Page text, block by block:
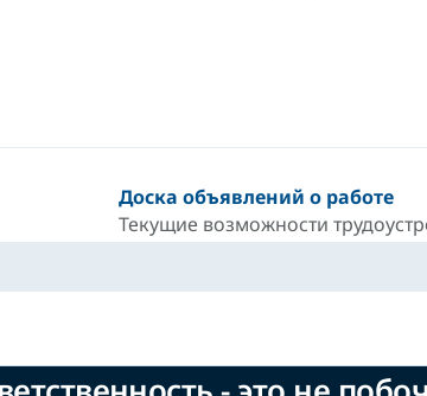
Доска объявлений о работе
Текущие возможности